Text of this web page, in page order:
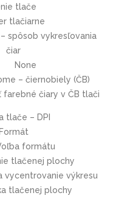
tlače
tlačiarne
spôsob vykresľovania
čiar
None
– čiernobiely (ČB)
farebné čiary v ČB tlači
tlače – DPI
formátu
tlačenej plochy
vycentrovanie výkresu
tlačenej plochy